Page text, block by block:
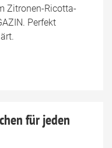
Zitronen-Ricotta-
Perfekt
für jeden